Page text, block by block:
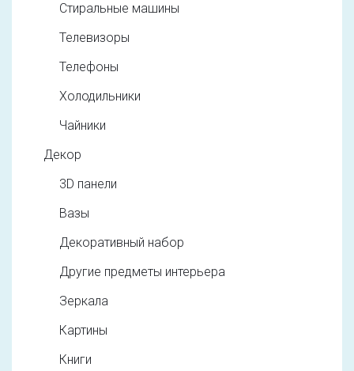
Стиральные машины
Телевизоры
Телефоны
Холодильники
Чайники
Декор
3D панели
Вазы
Декоративный набор
Другие предметы интерьера
Зеркала
Картины
Книги